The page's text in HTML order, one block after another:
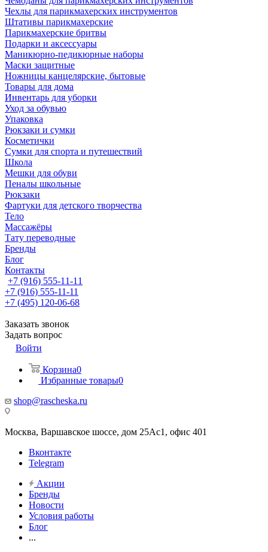
Чехлы для парикмахерских инструментов
Штативы парикмахерские
Парикмахерские бритвы
Подарки и аксессуары
Маникюрно-педикюрные наборы
Маски защитные
Ножницы канцелярские, бытовые
Товары для дома
Инвентарь для уборки
Уход за обувью
Упаковка
Рюкзаки и сумки
Косметички
Сумки для спорта и путешествий
Школа
Мешки для обуви
Пеналы школьные
Рюкзаки
Фартуки для детского творчества
Тело
Массажёры
Тату переводные
Бренды
Блог
Контакты
+7 (916) 555-11-11
+7 (916) 555-11-11
+7 (495) 120-06-68
Заказать звонок
Задать вопрос
Войти
Корзина0
Избранные товары0
shop@rascheska.ru
Москва, Варшавское шоссе, дом 25Аc1, офис 401
Вконтакте
Telegram
Акции
Бренды
Новости
Условия работы
Блог
...